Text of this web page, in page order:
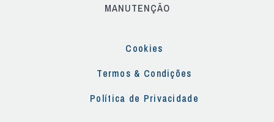
MANUTENÇÃO
Cookies
Termos & Condições
Política de Privacidade